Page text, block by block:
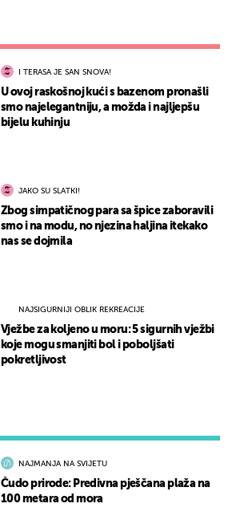
NAJMANJA NA SVIJETU
Čudo prirode: Predivna pješčana plaža na
100 metara od mora
I TERASA JE SAN SNOVA!
U ovoj raskošnoj kući s bazenom pronašli
smo najelegantniju, a možda i najljepšu
bijelu kuhinju
JAKO SU SLATKI!
Zbog simpatičnog para sa špice zaboravili
smo i na modu, no njezina haljina itekako
nas se dojmila
NAJSIGURNIJI OBLIK REKREACIJE
Vježbe za koljeno u moru: 5 sigurnih vježbi
koje mogu smanjiti bol i poboljšati
pokretljivost